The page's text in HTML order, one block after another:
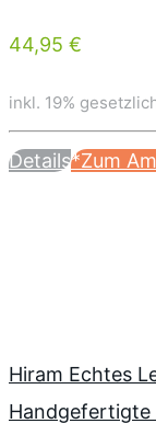
44,95 €
inkl. 19%
Details*Zum
Hiram Echtes
Handgefertigte